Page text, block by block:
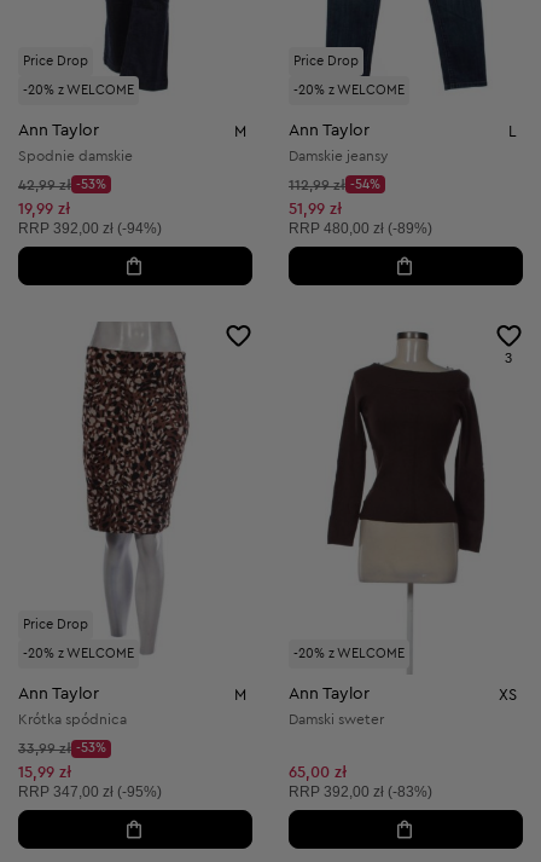
Price Drop
-20% z WELCOME
Ann Taylor M
Spodnie damskie
Cena początkowa:
42,99 zł
Discount Price:
-53%
Obniżona cena:
19,99 zł
Cena sugerowana:
RRP 392,00 zł (-94%)
Price Drop
-20% z WELCOME
Ann Taylor L
Damskie jeansy
Cena początkowa:
112,99 zł
Discount Price:
-54%
Obniżona cena:
51,99 zł
Cena sugerowana:
RRP 480,00 zł (-89%)
Price Drop
-20% z WELCOME
Ann Taylor M
Krótka spódnica
Cena początkowa:
33,99 zł
Discount Price:
-53%
Obniżona cena:
15,99 zł
Cena sugerowana:
RRP 347,00 zł (-95%)
-20% z WELCOME
3
Ann Taylor XS
Damski sweter
65,00 zł
Cena sugerowana:
RRP 392,00 zł (-83%)